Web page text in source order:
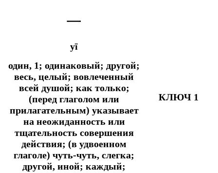
一
yī
один, 1; одинаковый; другой;
весь, целый; вовлеченный
всей душой; как только;
(перед глаголом или
прилагательным) указывает
на неожиданность или
тщательность совершения
действия; (в удвоенном
глаголе) чуть-чуть, слегка;
другой, иной; каждый;
КЛЮЧ 1